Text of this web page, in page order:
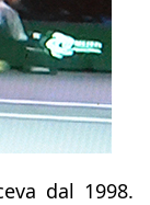
dal 1998.